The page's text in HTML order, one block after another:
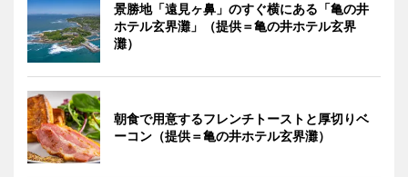
景勝地「遠見ヶ鼻」のすぐ横にある「亀の井
ホテル玄界灘」（提供＝亀の井ホテル玄界
灘）
朝食で用意するフレンチトーストと厚切りベ
ーコン（提供＝亀の井ホテル玄界灘）